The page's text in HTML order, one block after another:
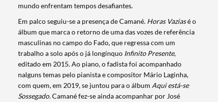
mundo enfrentam tempos desafiantes.
Em palco seguiu-se a presença de Camané. Horas Vaziasé o
álbum que marca o retorno de uma das vozes de referência
masculinas no campo do Fado, que regressa com um
trabalho a solo após o já longínquo Infinito Presente,
editado em 2015. Ao piano, o fadista foi acompanhado
nalguns temas pelo pianista e compositor Mário Laginha,
com quem, em 2019, se juntou para o álbum Aqui está-se
Sossegado.Camané fez-se ainda acompanhar por José